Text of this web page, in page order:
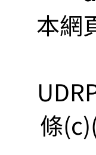
本網
條